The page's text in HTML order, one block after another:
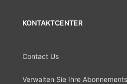
KONTAKTCENTER
Contact Us
Verwalten Sie Ihre Abonnements